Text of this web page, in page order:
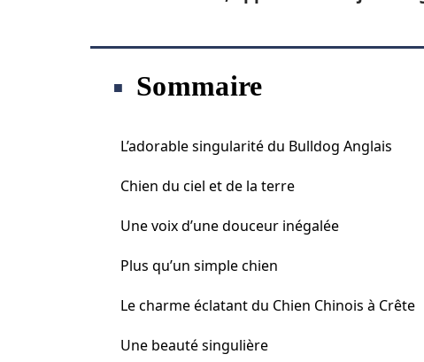
Sommaire
L’adorable singularité du Bulldog Anglais
Chien du ciel et de la terre
Une voix d’une douceur inégalée
Plus qu’un simple chien
Le charme éclatant du Chien Chinois à Crête
Une beauté singulière